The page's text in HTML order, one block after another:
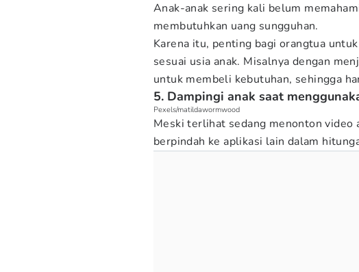
Anak-anak sering kali belum
membutuhkan uang sungguhan.
Karena itu, penting bagi orangtua
sesuai usia anak. Misalnya dengan
untuk membeli kebutuhan, sehingga
5. Dampingi anak saat
Pexels/matildawormwood
Meski terlihat sedang menonton video
berpindah ke aplikasi lain dalam